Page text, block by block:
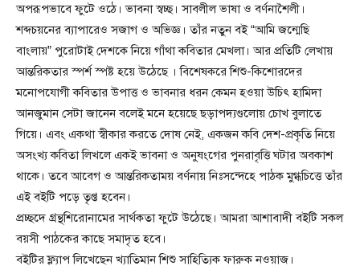
অপরূপভাবে ফুটে ওঠে। ভাবনা স্বচ্ছ। সাবলীল ভাষা ও বর্ণনাশৈলী।
শব্দচয়নের ব্যাপারেও সজাগ ও অভিজ্ঞ। তাঁর নতুন বই “আমি জন্মেছি
বাংলায়” পুরোটাই দেশকে নিয়ে গাঁথা কবিতার মেখলা। আর প্রতিটি লেখায়
আন্তরিকতার স্পর্শ স্পষ্ট হয়ে উঠেছে । বিশেষকরে শিশু-কিশোরদের
মনোপযোগী কবিতার উপাত্ত ও ভাবনার ধরন কেমন হওয়া উচিৎ হামিদা
আনজুমান সেটা জানেন বলেই মনে হয়েছে ছড়াপদ্যগুলোয় চোখ বুলাতে
গিয়ে। এবং একথা স্বীকার করতে দোষ নেই, একজন কবি দেশ-প্রকৃতি নিয়ে
অসংখ্য কবিতা লিখলে একই ভাবনা ও অনুষংগের পুনরাবৃত্তি ঘটার অবকাশ
থাকে। তবে আবেগ ও আন্তরিকতাময় বর্ণনায় নিঃসন্দেহে পাঠক মুগ্ধচিত্তে তাঁর
এই বইটি পড়ে তৃপ্ত হবেন।
প্রচ্ছদে গ্রন্থশিরোনামের সার্থকতা ফুটে উঠেছে। আমরা আশাবাদী বইটি সকল
বয়সী পাঠকের কাছে সমাদৃত হবে।
বইটির ফ্ল্যাপ লিখেছেন খ্যাতিমান শিশু সাহিত্যিক ফারুক নওয়াজ।